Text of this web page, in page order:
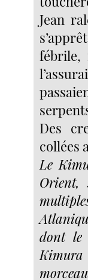
Jean
fébrile,
Des
collées
Le
Orient,
dont le
Kimura